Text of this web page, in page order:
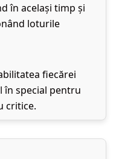
în același timp și
loturile
fiecărei
în special pentru
critice.